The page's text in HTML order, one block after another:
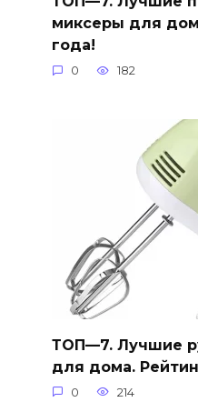
миксеры для
года!
0 182
ТОП—7. Лучшие
для дома.
0 214